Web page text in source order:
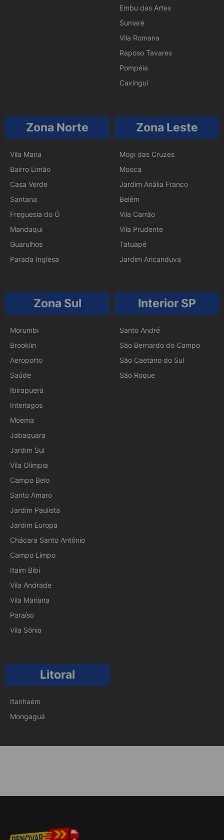
Embu das Artes
Sumaré
Vila Romana
Raposo Tavares
Pompéia
Caxingui
Zona Norte
Vila Maria
Bairro Limão
Casa Verde
Santana
Freguesia do Ó
Mandaqui
Guarulhos
Parada Inglesa
Zona Leste
Mogi das Cruzes
Mooca
Jardim Anália Franco
Belém
Vila Carrão
Vila Prudente
Tatuapé
Jardim Aricanduva
Zona Sul
Morumbi
Brooklin
Aeroporto
Saúde
Ibirapuera
Interlagos
Moema
Jabaquara
Jardim Sul
Vila Olímpia
Campo Belo
Santo Amaro
Jardim Paulista
Jardim Europa
Chácara Santo Antônio
Campo Limpo
Itaim Bibi
Vila Andrade
Vila Mariana
Paraíso
Vila Sônia
Interior SP
Santo André
São Bernardo do Campo
São Caetano do Sul
São Roque
Litoral
Itanhaém
Mongaguá